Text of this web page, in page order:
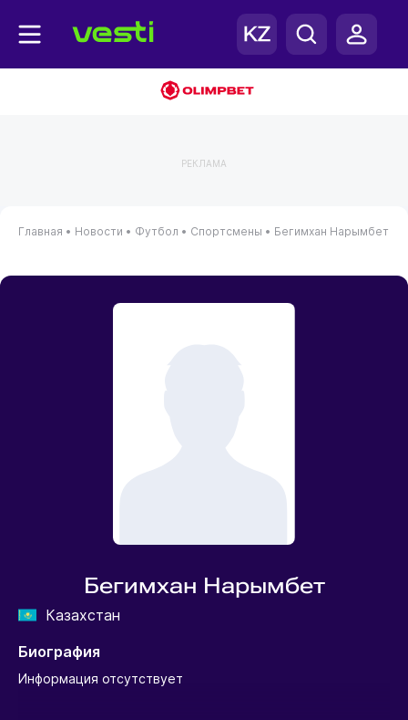
РЕКЛАМА
Главная • Новости • Футбол • Спортсмены • Бегимхан Нарымбет
Бегимхан Нарымбет
Казахстан
Биография
Информация отсутствует